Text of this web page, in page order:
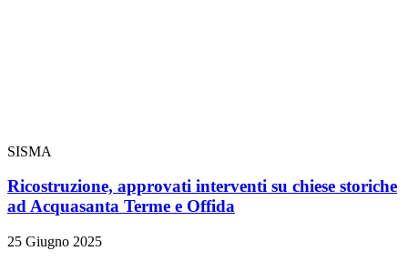
SISMA
Ricostruzione, approvati interventi su chiese storiche
ad Acquasanta Terme e Offida
25 Giugno 2025